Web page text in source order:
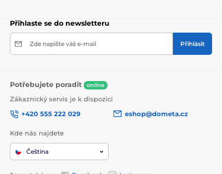
Přihlaste se do newsletteru
Zde napište váš e-mail Přihlásit
Potřebujete poradit online
Zákaznický servis je k dispozici
+420 555 222 029
eshop@dometa.cz
Kde nás najdete
Čeština